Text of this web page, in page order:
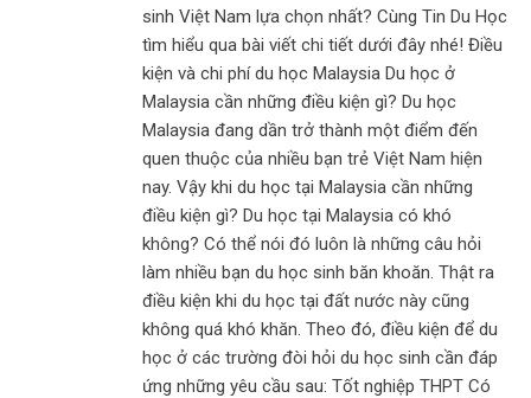
sinh Việt Nam lựa chọn nhất? Cùng Tin Du Học
tìm hiểu qua bài viết chi tiết dưới đây nhé! Điều
kiện và chi phí du học Malaysia Du học ở
Malaysia cần những điều kiện gì? Du học
Malaysia đang dần trở thành một điểm đến
quen thuộc của nhiều bạn trẻ Việt Nam hiện
nay. Vậy khi du học tại Malaysia cần những
điều kiện gì? Du học tại Malaysia có khó
không? Có thể nói đó luôn là những câu hỏi
làm nhiều bạn du học sinh băn khoăn. Thật ra
điều kiện khi du học tại đất nước này cũng
không quá khó khăn. Theo đó, điều kiện để du
học ở các trường đòi hỏi du học sinh cần đáp
ứng những yêu cầu sau: Tốt nghiệp THPT Có